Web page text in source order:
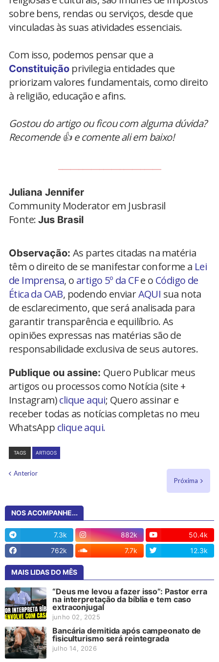
sobre bens, rendas ou serviços, desde que
vinculadas às suas atividades essenciais.
Com isso, podemos pensar que a
Constituição privilegia entidades que
priorizam valores fundamentais, como direito
à religião, educação e afins.
Gostou do artigo ou ficou com alguma dúvida?
Recomende 👍 e comente ali em baixo!
Juliana Jennifer
Community Moderator em Jusbrasil
Fonte: Jus Brasil
Observação: As partes citadas na matéria
têm o direito de se manifestar conforme a Lei
de Imprensa, o artigo 5º da CFe o Código de
Ética da OAB, podendo enviarAQUI sua nota
de esclarecimento, que será analisada para
garantir transparência e equilíbrio. As
opiniões expressas nas matérias são de
responsabilidade exclusiva de seus autores.
Publique ou assine: Quero Publicar meus
artigos ou processos como Notícia (site +
Instagram)clique aqui; Quero assinar e
receber todas as notícias completas no meu
WhatsApp clique aqui.
TAGS ARTIGOS
Anterior
Próxima
NOS ACOMPANHE...
7.3k 882k
50.4k
762k
7.7k 12.3k
MAIS LIDAS DO MÊS
“Deus me levou a fazer isso”: Pastor erra
na interpretação da bíblia e tem caso
extraconjugal
junho 02, 2025
Bancária demitida após campeonato de
fisiculturismo será reintegrada
julho 14, 2026